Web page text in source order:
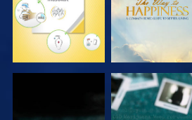
MŰSORNÉZÉS